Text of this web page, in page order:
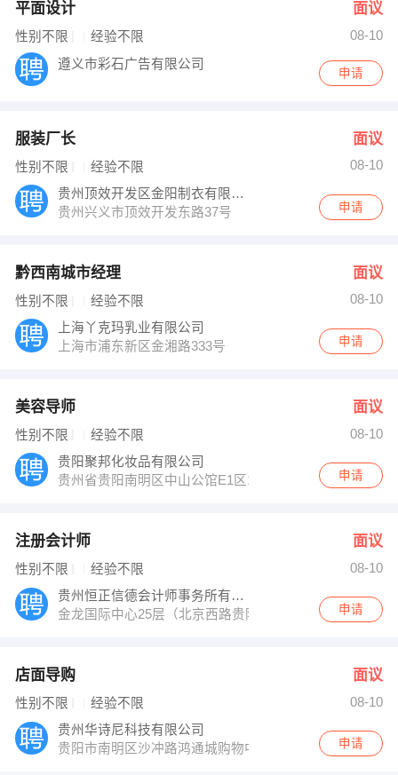
平面设计 面议
性别不限 经验不限
08-10
遵义市彩石广告有限公司
申请
服装厂长 面议
性别不限 经验不限
08-10
贵州顶效开发区金阳制衣有限公司
贵州兴义市顶效开发东路37号
申请
黔西南城市经理 面议
性别不限 经验不限
08-10
上海丫克玛乳业有限公司
上海市浦东新区金湘路333号
申请
美容导师 面议
性别不限 经验不限
08-10
贵阳聚邦化妆品有限公司
贵州省贵阳南明区中山公馆E1区1栋2单元3203室申请
注册会计师 面议
性别不限 经验不限
08-10
贵州恒正信德会计师事务所有限公司
金龙国际中心25层（北京西路贵阳市云岩公安分局斜对面
申请
店面导购 面议
性别不限 经验不限
08-10
贵州华诗尼科技有限公司
贵阳市南明区沙冲路鸿通城购物中心负一层诗尼曼全屋定
申请